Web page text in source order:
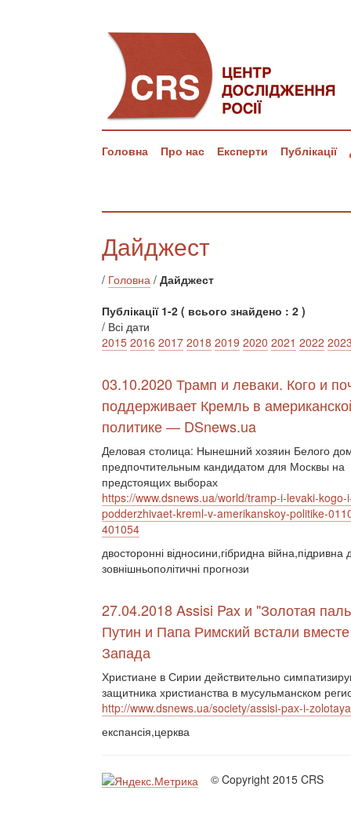
Головна Про нас Експерти Публікації
Дайджест
/ Головна / Дайджест
Публікації 1-2 ( всього знайдено : 2 )
/ Всі дати
2015 2016 2017 2018 2019 2020 2021 2022
03.10.2020 Трамп и леваки. Кого и
поддерживает Кремль в
политике — DSnews.ua
Деловая столица: Нынешний хозяин Белого
предпочтительным кандидатом для Москвы на
предстоящих выборах
https://www.dsnews.ua/world/tramp-i-levaki-
podderzhivaet-kreml-v-amerikanskoy-politike-
401054
двосторонні відносини,гібридна війна,підривна
зовнішньополітичні прогнози
27.04.2018 Assisi Pax и "Золотая
Путин и Папа Римский встали
Запада
Христиане в Сирии действительно
защитника христианства в мусульманском
http://www.dsnews.ua/society/assisi-pax-i-
експансія,церква
© Copyright 2015 CRS